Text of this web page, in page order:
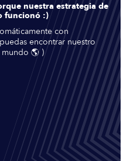
nuestra estrategia de
funcionó :)
con
encontrar nuestro
🌎 )